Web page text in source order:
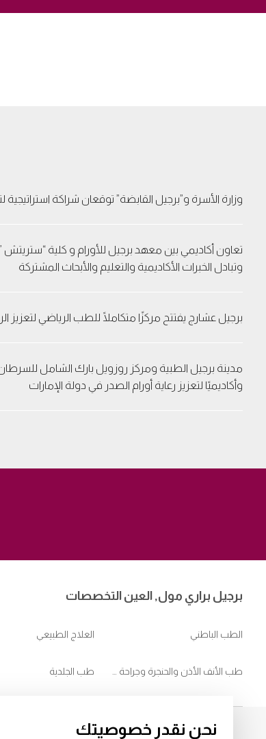
وزارة الأسرة و”برجيل القابضة” توقعان شراكة
تعاون أكاديمي بين معهد برجيل للأورام و كلية “ستريتش
وتبادل الخبرات الأكاديمية والتعليم والأبحاث المشتركة
برجيل عشارج يفتتح مركزًا متكاملًا للطب الرياضي لتعزيز
مدينة برجيل الطبية ومركز روزويل بارك الشامل
وأكاديميًا لتعزيز رعاية أورام الصدر في دولة الإمارات
برجيل براري مول, العين التخصصات
الطب الباطني العلاج الطبيعي
طب الجلدية
نحن نقدر خصوصيتك